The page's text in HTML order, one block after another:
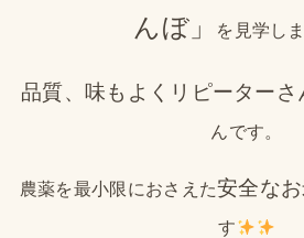
んぼ」
を見学し
品質、味もよくリピーターさ
んです。
農薬を最小限におさえた安全な
す